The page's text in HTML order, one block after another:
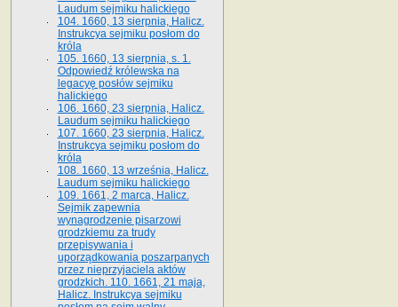
Laudum sejmiku halickiego
104. 1660, 13 sierpnia, Halicz.
Instrukcya sejmiku posłom do
króla
105. 1660, 13 sierpnia, s. 1.
Odpowiedź królewska na
legacyę posłów sejmiku
halickiego
106. 1660, 23 sierpnia, Halicz.
Laudum sejmiku halickiego
107. 1660, 23 sierpnia, Halicz.
Instrukcya sejmiku posłom do
króla
108. 1660, 13 września, Halicz.
Laudum sejmiku halickiego
109. 1661, 2 marca, Halicz.
Sejmik zapewnia
wynagrodzenie pisarzowi
grodzkiemu za trudy
przepisywania i
uporządkowania poszarpanych
przez nieprzyjaciela aktów
grodzkich. 110. 1661, 21 maja,
Halicz. Instrukcya sejmiku